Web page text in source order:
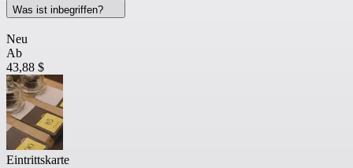
Was ist inbegriffen?
Neu
Ab
43,88 $
Eintrittskarte